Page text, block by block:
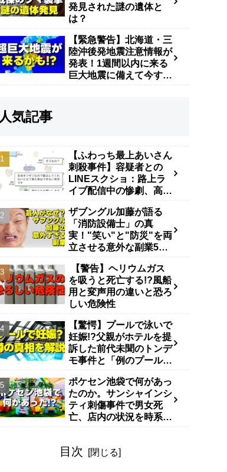
発見された謎の遺体と
は？
【緊急警告】北海道・三
陸沖後発地震注意情報が
発表！1週間以内に来る
巨大地震に備えて今すぐ
人気記事
【ふわっち最上あいさん
刺殺事件】容疑者との
LINEスクショ：路上ラ
イブ配信中の惨劇、高田
ザブングル加藤が語る
「消防設備士」の真
実！"笑い"と"防災"を両
立させる意外な副業5年
【警告】ヘリウムガス
を吸うと死亡する!?風船
用と変声用の違いと恐ろ
しい危険性
【驚愕】プールで泳いで
妊娠!?父親がホテルを提
訴した前代未聞のトンデ
モ事件と「例のプール」
ポケセン池袋で何があっ
たのか。サンシャインシ
ティ刺傷事件で男女死
亡、店内の状況を時系列
目次